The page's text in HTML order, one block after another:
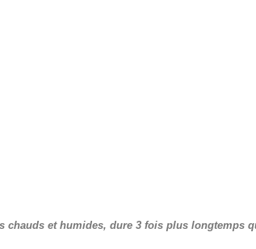
chauds et humides, dure 3 fois plus longtemps